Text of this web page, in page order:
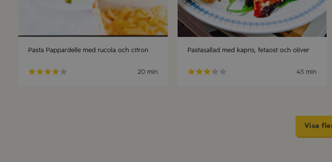
Pasta Pappardelle med rucola och citron
20 min
Pastasallad med kapris, fetaost och oliver
45 min
Visa